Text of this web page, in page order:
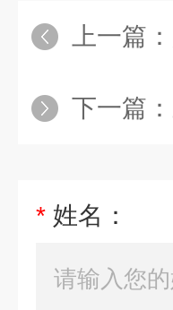
上一篇：
下一篇：
* 姓名：